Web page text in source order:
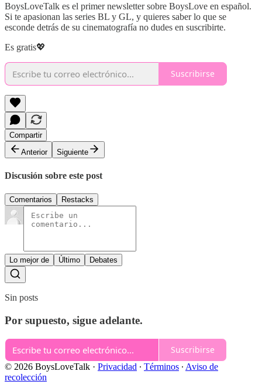
BoysLoveTalk es el primer newsletter sobre BoysLove en español.
Si te apasionan las series BL y GL, y quieres saber lo que se
esconde detrás de su cinematografía no dudes en suscribirte.
Es gratis💖
Suscribirse
Compartir
Anterior
Siguiente
Discusión sobre este post
Comentarios Restacks
Lo mejor de Último Debates
Sin posts
Por supuesto, sigue adelante.
Suscribirse
© 2026 BoysLoveTalk · Privacidad ∙ Términos ∙ Aviso de
recolección